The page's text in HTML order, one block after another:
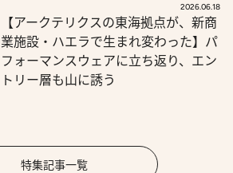
2026.06.18
【アークテリクスの東海拠点が、新商
業施設・ハエラで生まれ変わった】パ
フォーマンスウェアに立ち返り、エン
トリー層も山に誘う
特集記事一覧